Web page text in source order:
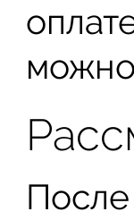
можно